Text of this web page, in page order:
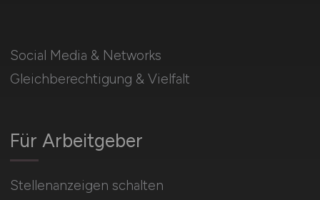
Social Media & Networks
Gleichberechtigung & Vielfalt
Für Arbeitgeber
Stellenanzeigen schalten